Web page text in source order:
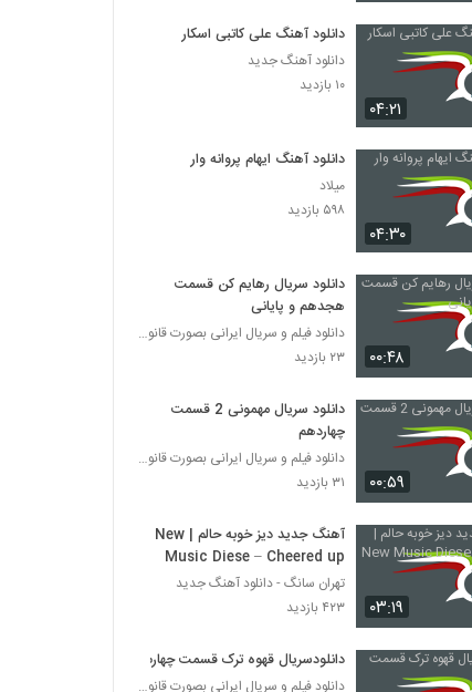
۰۴:۲۱
دانلود آهنگ علی کاتبی اسکار
دانلود آهنگ جدید
۱۰ بازدید
۰۴:۳۰
دانلود آهنگ ایهام پروانه وار
میلاد
۵۹۸ بازدید
۰۰:۴۸
دانلود سریال رهایم کن قسمت
هجدهم و پایانی
دانلود فیلم و سریال ایرانی بصورت قانونی
۲۳ بازدید
۰۰:۵۹
دانلود سریال مهمونی 2 قسمت
چهاردهم
دانلود فیلم و سریال ایرانی بصورت قانونی
۳۱ بازدید
۰۳:۱۹
آهنگ جدید دیز خوبه حالم | New
Music Diese – Cheered up
تهران سانگ - دانلود آهنگ جدید
۴۲۳ بازدید
دانلودسریال قهوه ترک قسمت چهارم
دانلود فیلم و سریال ایرانی بصورت قانونی